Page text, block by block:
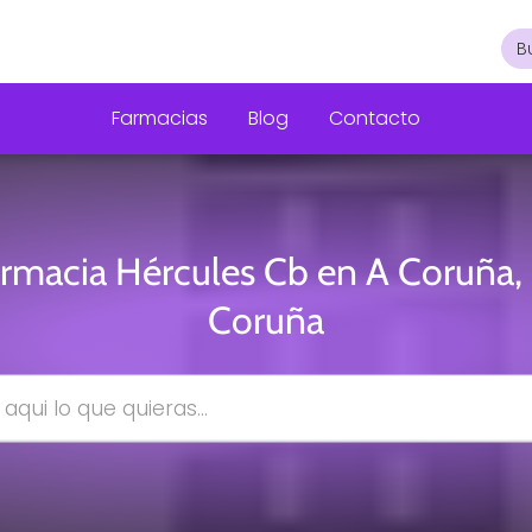
Farmacias Blog Contacto
Hércules Cb en A Coruña,
Coruña